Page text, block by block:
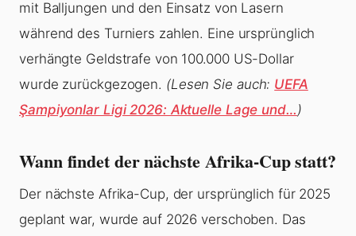
mit Balljungen und den Einsatz von Lasern
während des Turniers zahlen. Eine ursprünglich
verhängte Geldstrafe von 100.000 US-Dollar
wurde zurückgezogen. (Lesen Sie auch: UEFA
Şampiyonlar Ligi 2026: Aktuelle Lage und…)
Wann findet der nächste Afrika-Cup statt?
Der nächste Afrika-Cup, der ursprünglich für 2025
geplant war, wurde auf 2026 verschoben. Das